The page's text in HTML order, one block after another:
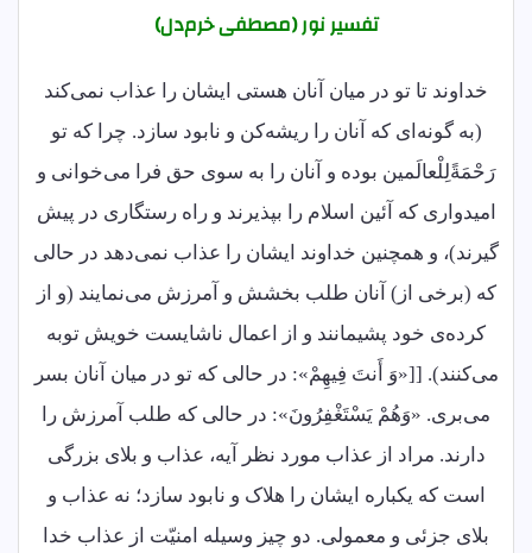
تفسیر نور (مصطفی خرم‌دل)
خداوند تا تو در میان آنان هستی ایشان را عذاب نمی‌کند
(به گونه‌ای که آنان را ریشه‌کن و نابود سازد. چرا که تو
رَحْمَةًلِلْعالَمین بوده و آنان را به سوی حق فرا می‌خوانی و
امیدواری که آئین اسلام را بپذیرند و راه رستگاری در پیش
گیرند)، و همچنین خداوند ایشان را عذاب نمی‌دهد در حالی
که (برخی از) آنان طلب بخشش و آمرزش می‌نمایند (و از
کرده‌ی خود پشیمانند و از اعمال ناشایست خویش توبه
می‌کنند). [[«وَ أَنتَ فِیهِمْ»: در حالی که تو در میان آنان بسر
می‌بری. «وَهُمْ یَسْتَغْفِرُونَ»: در حالی که طلب آمرزش را
دارند. مراد از عذاب مورد نظر آیه، عذاب و بلای بزرگی
است که یکباره ایشان را هلاک و نابود سازد؛ نه عذاب و
بلای جزئی و معمولی. دو چیز وسیله امنیّت از عذاب خدا